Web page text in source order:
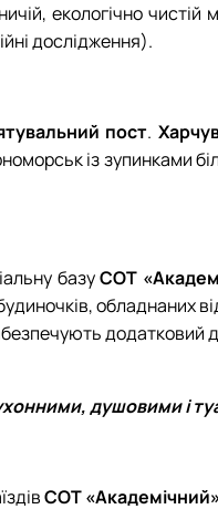
екологічно чистій
дослідження).
пост.
із зупинками
базуСОТ
обладнаних
додатковий
душовими і
СОТ «Академічний»